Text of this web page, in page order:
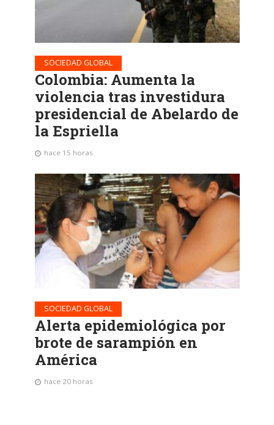
SOCIEDAD GLOBAL
Colombia: Aumenta la
violencia tras investidura
presidencial de Abelardo de
la Espriella
hace 15 horas
SOCIEDAD GLOBAL
Alerta epidemiológica por
brote de sarampión en
América
hace 20 horas